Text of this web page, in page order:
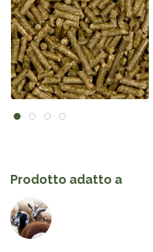
Prodotto adatto a